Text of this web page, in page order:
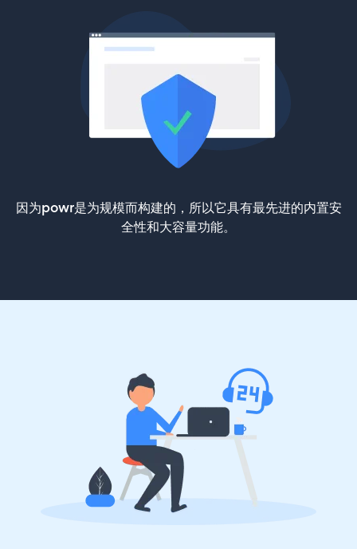
因为powr是为规模而构建的，所以它具有最先进的内置安
全性和大容量功能。